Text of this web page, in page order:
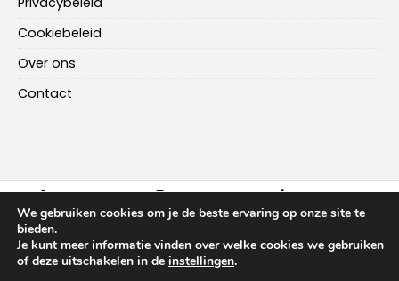
Cookiebeleid
Over ons
Contact
FACEBOOK INSTAGRAM LINKEDIN
HOME NIEUWS OVER ONS CONTACT
We gebruiken cookies om je de beste ervaring op onze site te
bieden.
Je kunt meer informatie vinden over welke cookies we gebruiken
of deze uitschakelen in de instellingen.